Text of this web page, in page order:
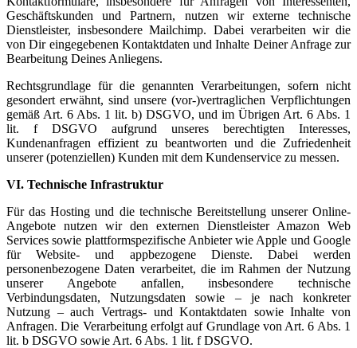
Geschäftskunden und Partnern, nutzen wir externe technische
Dienstleister, insbesondere Mailchimp. Dabei verarbeiten wir die
von Dir eingegebenen Kontaktdaten und Inhalte Deiner Anfrage zur
Bearbeitung Deines Anliegens.
Rechtsgrundlage für die genannten Verarbeitungen, sofern nicht
gesondert erwähnt, sind unsere (vor-)vertraglichen Verpflichtungen
gemäß Art. 6 Abs. 1 lit. b) DSGVO, und im Übrigen Art. 6 Abs. 1
lit. f DSGVO aufgrund unseres berechtigten Interesses,
Kundenanfragen effizient zu beantworten und die Zufriedenheit
unserer (potenziellen) Kunden mit dem Kundenservice zu messen.
VI. Technische Infrastruktur
Für das Hosting und die technische Bereitstellung unserer Online-
Angebote nutzen wir den externen Dienstleister Amazon Web
Services sowie plattformspezifische Anbieter wie Apple und Google
für Website- und appbezogene Dienste. Dabei werden
personenbezogene Daten verarbeitet, die im Rahmen der Nutzung
unserer Angebote anfallen, insbesondere technische
Verbindungsdaten, Nutzungsdaten sowie – je nach konkreter
Nutzung – auch Vertrags- und Kontaktdaten sowie Inhalte von
Anfragen. Die Verarbeitung erfolgt auf Grundlage von Art. 6 Abs. 1
lit. b DSGVO sowie Art. 6 Abs. 1 lit. f DSGVO.